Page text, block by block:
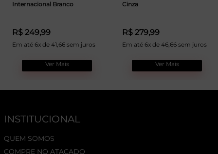
Internacional Branco
R$ 249,99
Em até 6x de 41,66 sem juros
Ver Mais
Cinza
R$ 279,99
Em até 6x de 46,66 sem juros
Ver Mais
INSTITUCIONAL
QUEM SOMOS
COMPRE NO ATACADO